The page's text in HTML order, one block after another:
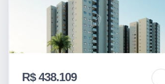
R$ 438.109